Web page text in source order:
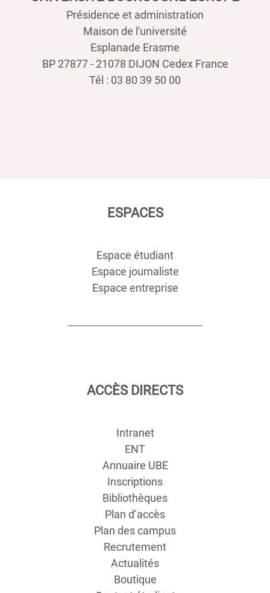
Présidence et administration
Maison de l'université
Esplanade Erasme
BP 27877 - 21078 DIJON Cedex France
Tél : 03 80 39 50 00
ESPACES
Espace étudiant
Espace journaliste
Espace entreprise
ACCÈS DIRECTS
Intranet
ENT
Annuaire UBE
Inscriptions
Bibliothèques
Plan d’accès
Plan des campus
Recrutement
Actualités
Boutique